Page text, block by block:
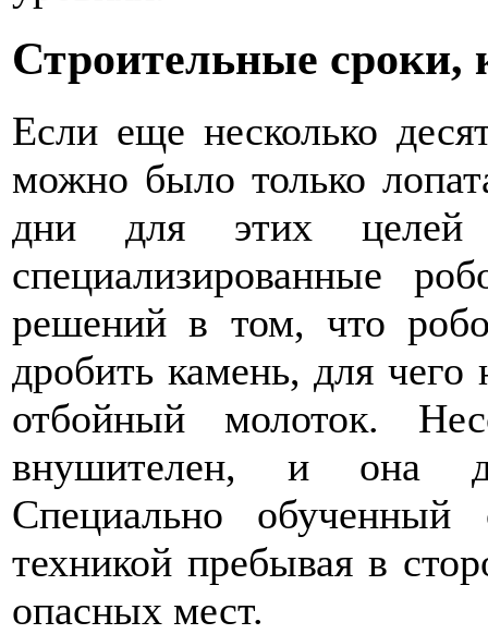
Строительные сроки,
Если еще несколько
можно было только
дни для этих целей
специализированные
решений в том, что
дробить камень, для
отбойный молоток.
внушителен, и она
Специально обученный
техникой пребывая в
опасных мест.